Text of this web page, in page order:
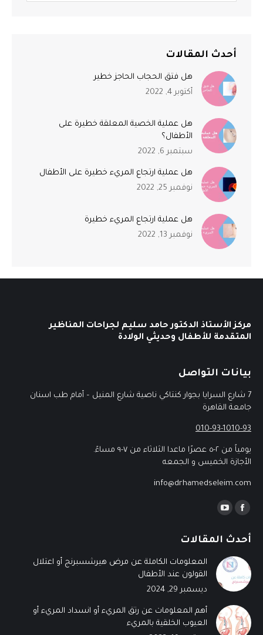
أحدث المقالات
هل فتق الحجاب الحاجز خطير
أكتوبر 4, 2022
هل عملية الخصية المعلقة خطيرة على
الأطفال؟
سبتمبر 6, 2022
هل عملية ارتجاع المريء خطيرة على الأطفال
نوفمبر 25, 2022
هل عملية ارتجاع المريء خطيرة
نوفمبر 13, 2022
مركز الأستاذ الدكتور حامد سليم لجراحات المناظير
المتقدمة للأطفال وحديثي الولادة
بيانات التواصل
7 شارع السرايا بجوار كنتاكي ناصية شارع المنيل – أمام طب اسنان
جامعة القاهرة
010-93-1010-93
يومياً من ٢-٥ عصرًا ماعدا الثلاثاء من ٧-٩ مساءً.
الأجازة الخميس و الجمعه
info@drhamedseleim.com
Find us on:
أحدث المقالات
المعلومات الكاملة عن مرض هيرشسبرنج أو اعتلال
القولون عند الأطفال
ديسمبر 29, 2024
أهم المعلومات عن رتق المريء أو انسداد المريء أو
العيوب الخلقية بالمريء